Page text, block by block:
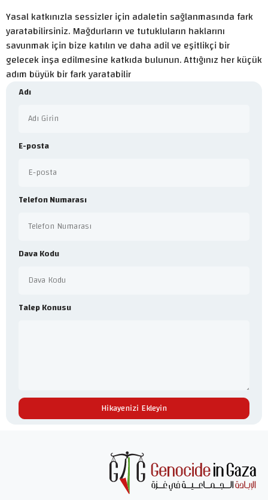
Yasal katkınızla sessizler için adaletin sağlanmasında fark
yaratabilirsiniz. Mağdurların ve tutukluların haklarını
savunmak için bize katılın ve daha adil ve eşitlikçi bir
gelecek inşa edilmesine katkıda bulunun. Attığınız her küçük
adım büyük bir fark yaratabilir
Adı
E-posta
Telefon Numarası
Dava Kodu
Talep Konusu
Hikayenizi Ekleyin